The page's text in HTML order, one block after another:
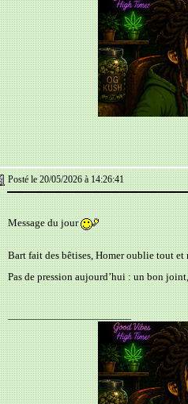
Posté le 20/05/2026 à 14:26:41
Message du jour
Bart fait des bêtises, Homer oublie tout
Pas de pression aujourd’hui : un bon
__________________________